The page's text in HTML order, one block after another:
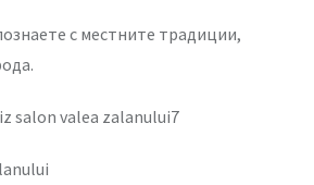
с местните традиции,